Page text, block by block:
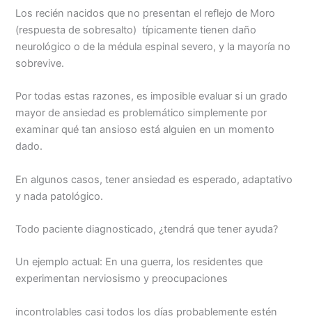
Los recién nacidos que no presentan el reflejo de Moro
(respuesta de sobresalto) típicamente tienen daño
neurológico o de la médula espinal severo, y la mayoría no
sobrevive.
Por todas estas razones, es imposible evaluar si un grado
mayor de ansiedad es problemático simplemente por
examinar qué tan ansioso está alguien en un momento
dado.
En algunos casos, tener ansiedad es esperado, adaptativo
y nada patológico.
Todo paciente diagnosticado, ¿tendrá que tener ayuda?
Un ejemplo actual: En una guerra, los residentes que
experimentan nerviosismo y preocupaciones
incontrolables casi todos los días probablemente estén